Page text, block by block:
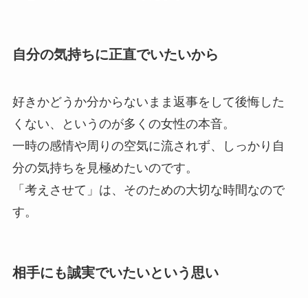
自分の気持ちに正直でいたいから
好きかどうか分からないまま返事をして後悔した
くない、というのが多くの女性の本音。
一時の感情や周りの空気に流されず、しっかり自
分の気持ちを見極めたいのです。
「考えさせて」は、そのための大切な時間なので
す。
相手にも誠実でいたいという思い